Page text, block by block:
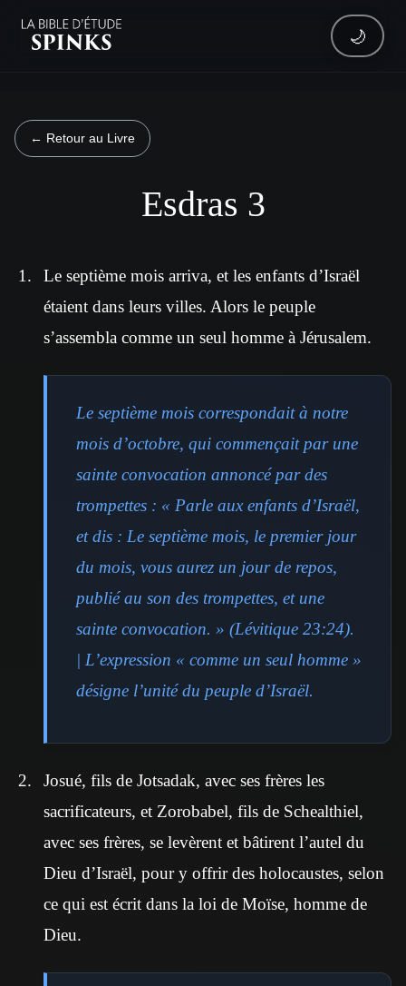
🌙
← Retour au Livre
Esdras 3
Le septième mois arriva, et les enfants d’Israël
étaient dans leurs villes. Alors le peuple
s’assembla comme un seul homme à Jérusalem.
Le septième mois correspondait à notre
mois d’octobre, qui commençait par une
sainte convocation annoncé par des
trompettes : « Parle aux enfants d’Israël,
et dis : Le septième mois, le premier jour
du mois, vous aurez un jour de repos,
publié au son des trompettes, et une
sainte convocation. » (Lévitique 23:24).
| L’expression « comme un seul homme »
désigne l’unité du peuple d’Israël.
Josué, fils de Jotsadak, avec ses frères les
sacrificateurs, et Zorobabel, fils de Schealthiel,
avec ses frères, se levèrent et bâtirent l’autel du
Dieu d’Israël, pour y offrir des holocaustes, selon
ce qui est écrit dans la loi de Moïse, homme de
Dieu.